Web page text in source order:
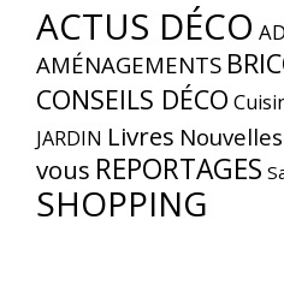
ACTUS DÉCO
AMÉNAGEMENTS
CONSEILS DÉCO
JARDIN Livres
vous REPORTAGES
SHOPPING